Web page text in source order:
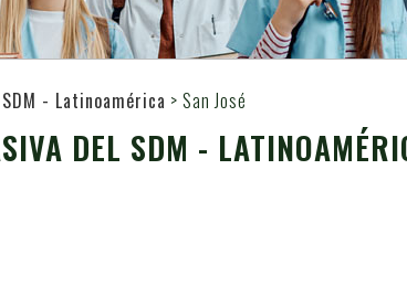
- Latinoamérica > San José
DEL SDM -